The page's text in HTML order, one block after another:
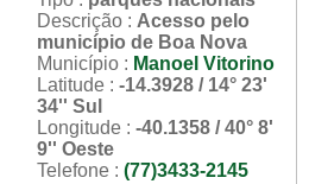
Descrição : Acesso pelo
município de Boa Nova
Município : Manoel Vitorino
Latitude : -14.3928 / 14° 23'
34'' Sul
Longitude : -40.1358 / 40° 8'
9'' Oeste
Telefone : (77)3433-2145